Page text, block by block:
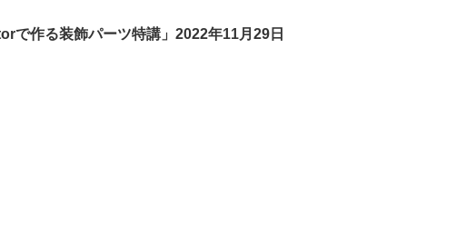
で作る装飾パーツ特講」2022年11月29日